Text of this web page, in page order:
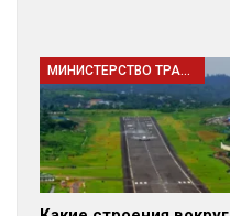
МИНИСТЕРСТВО ТРАНСПОРТА РК